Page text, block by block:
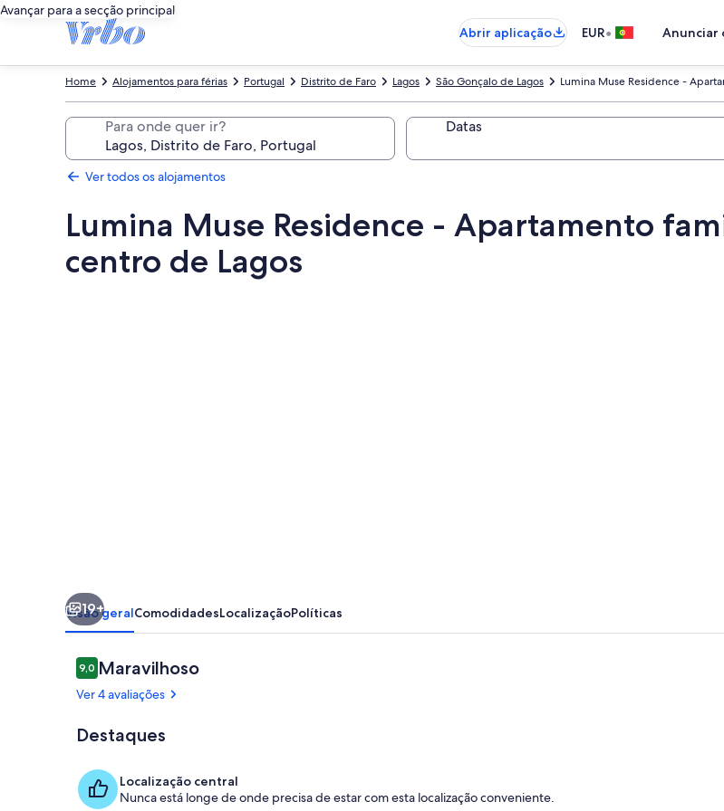
Avançar para a secção principal
Abrir aplicação
EUR• Anunciar
Lumina Muse Residence -
São Gonçalo de Lagos
Lagos
Distrito de Faro
Portugal
Alojamentos para férias
Home
Para onde quer ir? Datas
Ver todos os alojamentos
Lumina Muse Residence - Apartamento
centro de Lagos
perto
do
centro
de
Lagos
19+
Visão geralComodidadesLocalizaçãoPolíticas
Avaliações
9,09,0 em 10
Maravilhoso
Ver 4 avaliações
Destaques
Localização central
Nunca está longe de onde precisa de estar com esta localização conveniente.